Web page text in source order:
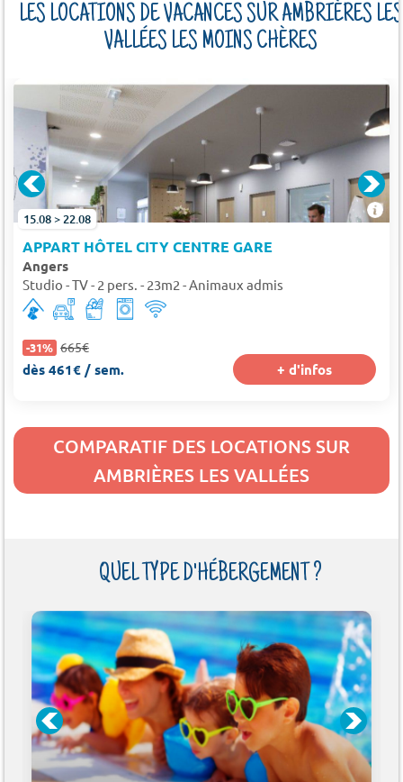
LES LOCATIONS DE VACANCES SUR AMBRIÈRES LES
VALLÉES LES MOINS CHÈRES
15.08 > 22.08
APPART HÔTEL CITY CENTRE GARE
Angers
Studio - TV - 2 pers. - 23m2 - Animaux admis
-31% 665€
dès 461€ / sem. + d'infos
COMPARATIF DES LOCATIONS SUR
AMBRIÈRES LES VALLÉES
QUEL TYPE D'HÉBERGEMENT ?